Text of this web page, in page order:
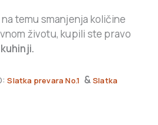
temu smanjenja količine
životu, kupili ste pravo
Slatka prevara No.1 &Slatka